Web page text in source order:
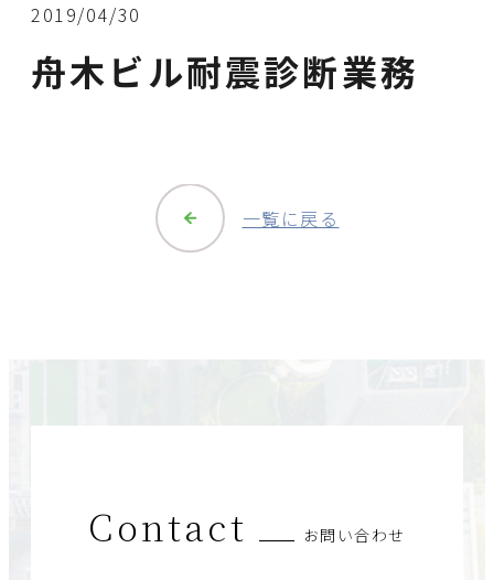
2019/04/30
舟木ビル耐震診断業務
一覧に戻る
Contact お問い合わせ